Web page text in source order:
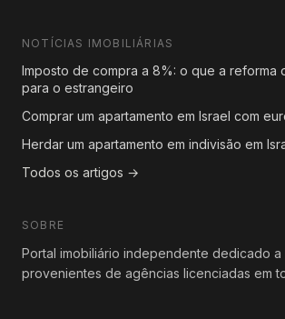
NOTÍCIAS IMOBILIÁRIAS
Imposto de compra a 8%: o que a reforma
para o estrangeiro
Comprar um apartamento em Israel com
Herdar um apartamento em indivisão em
Todos os artigos →
SOBRE
Portal imobiliário independente dedicado a
provenientes de agências licenciadas em